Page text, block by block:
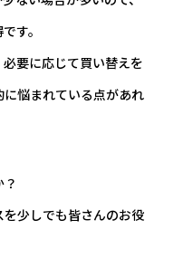
す。
要に応じて買い替えを
悩まれている点があれ
少しでも皆さんのお役